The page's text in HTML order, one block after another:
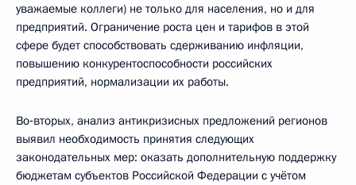
уважаемые коллеги) не только для населения, но и для
предприятий. Ограничение роста цен и тарифов в этой
сфере будет способствовать сдерживанию инфляции,
повышению конкурентоспособности российских
предприятий, нормализации их работы.
Во‑вторых, анализ антикризисных предложений регионов
выявил необходимость принятия следующих
законодательных мер: оказать дополнительную поддержку
бюджетам субъектов Российской Федерации с учётом